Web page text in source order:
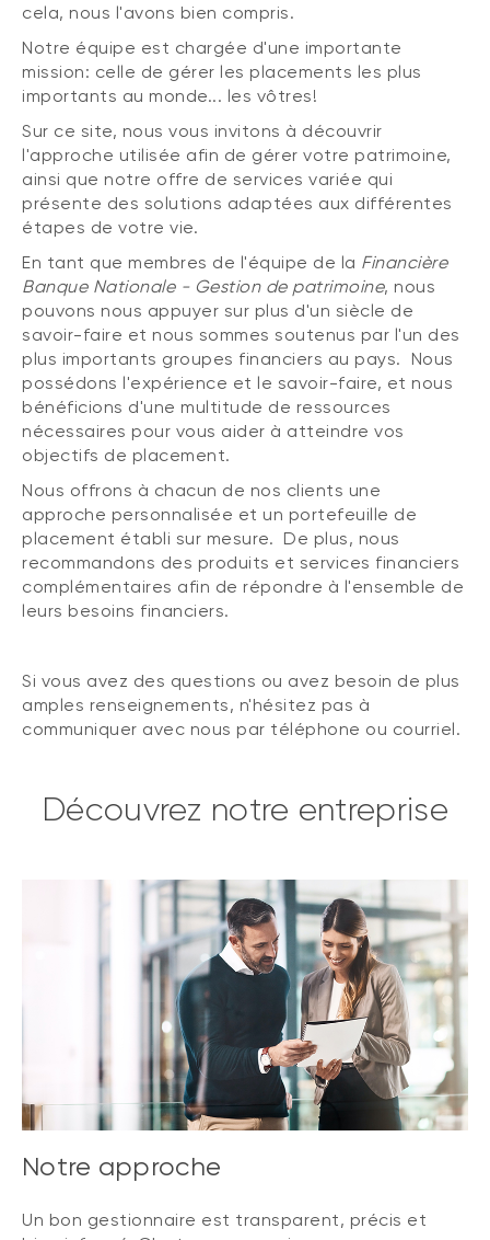
cela, nous l'avons bien compris.
Notre équipe est chargée d'une importante
mission: celle de gérer les placements les plus
importants au monde... les vôtres!
Sur ce site, nous vous invitons à découvrir
l'approche utilisée afin de gérer votre patrimoine,
ainsi que notre offre de services variée qui
présente des solutions adaptées aux différentes
étapes de votre vie.
En tant que membres de l'équipe de la Financière
Banque Nationale - Gestion de patrimoine, nous
pouvons nous appuyer sur plus d'un siècle de
savoir-faire et nous sommes soutenus par l'un des
plus importants groupes financiers au pays. Nous
possédons l'expérience et le savoir-faire, et nous
bénéficions d'une multitude de ressources
nécessaires pour vous aider à atteindre vos
objectifs de placement.
Nous offrons à chacun de nos clients une
approche personnalisée et un portefeuille de
placement établi sur mesure. De plus, nous
recommandons des produits et services financiers
complémentaires afin de répondre à l'ensemble de
leurs besoins financiers.
Si vous avez des questions ou avez besoin de plus
amples renseignements, n'hésitez pas à
communiquer avec nous par téléphone ou courriel.
Découvrez notre entreprise
Notre approche
Un bon gestionnaire est transparent, précis et